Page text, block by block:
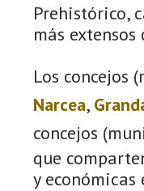
Prehistórico,
más
Los concejos
Narcea,
concejos
que
y económicas